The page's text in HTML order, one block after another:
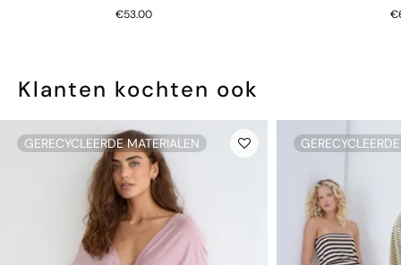
€53.00
Klanten kochten ook
GERECYCLEERDE MATERIALEN